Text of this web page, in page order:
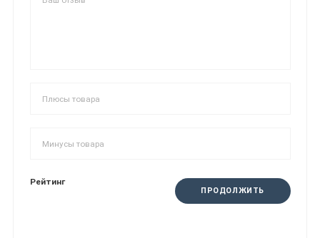
Рейтинг
ПРОДОЛЖИТЬ